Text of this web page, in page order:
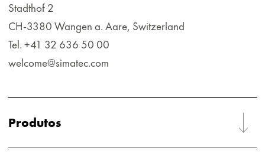
Stadthof 2
CH-3380 Wangen a. Aare, Switzerland
Tel. +41 32 636 50 00
welcome@simatec.com
Produtos